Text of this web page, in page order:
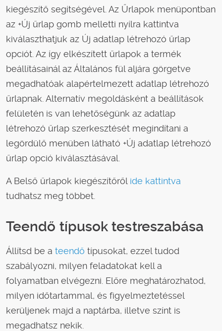
kiegészítő segítségével. Az Űrlapok menüpontban
az +Új űrlap gomb melletti nyílra kattintva
kiválaszthatjuk az Új adatlap létrehozó űrlap
opciót. Az így elkészített űrlapok a termék
beállításainál az Általános fül aljára görgetve
megadhatóak alapértelmezett adatlap létrehozó
űrlapnak. Alternatív megoldásként a beállítások
felületén is van lehetőségünk az adatlap
létrehozó űrlap szerkesztését megindítani a
legördülő menüben látható +Új adatlap létrehozó
űrlap opció kiválasztásával.
A Belső űrlapok kiegészítőről ide kattintva
tudhatsz meg többet.
Teendő típusok testreszabása
Állítsd be a teendő típusokat, ezzel tudod
szabályozni, milyen feladatokat kell a
folyamatban elvégezni. Előre meghatározhatod,
milyen időtartammal, és figyelmeztetéssel
kerüljenek majd a naptárba, illetve színt is
megadhatsz nekik.